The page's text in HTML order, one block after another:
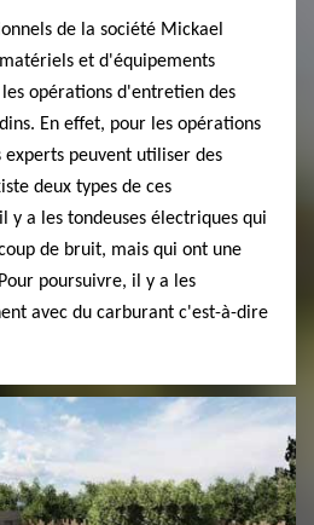
de la société Mickael
et d'équipements
opérations d'entretien des
En effet, pour les opérations
peuvent utiliser des
deux types de ces
y a les tondeuses électriques qui
de bruit, mais qui ont une
poursuivre, il y a les
avec du carburant c'est-à-dire